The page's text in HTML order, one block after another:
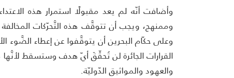
وأضافت أنّه لم يعد مقبولًا استمرار هذه
وممنهج، ويجب أن تتوقَّف هذه التَّحرّكات
وعلى حكّام البحرين أن يتوقَّفوا عن إعطاء الضَّوء
القرارات الجائرة لن تُحقِّقَ أيّ هدف وستسقط لأنَّها
والعهود والمواثيق الدّوليّة.